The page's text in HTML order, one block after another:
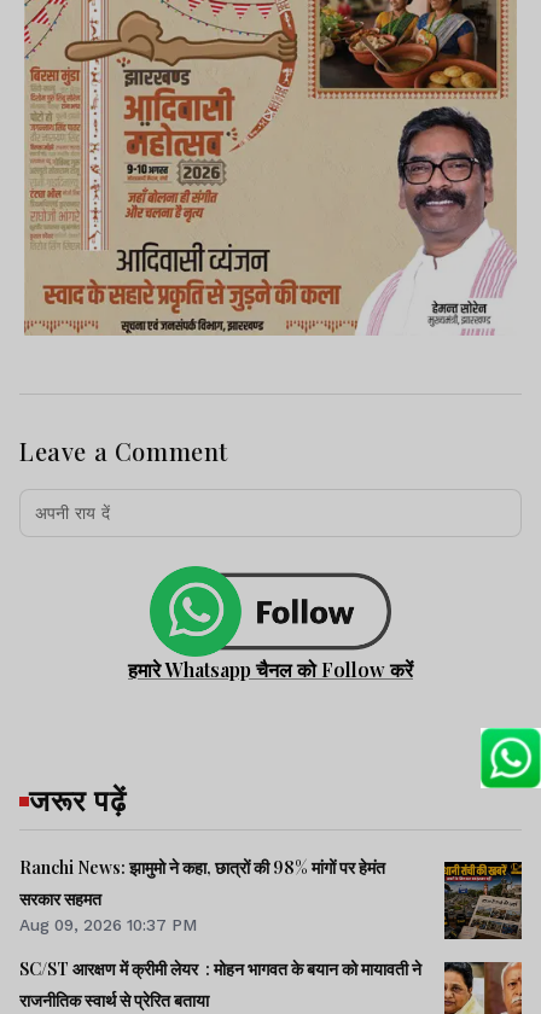
Leave a Comment
हमारे Whatsapp चैनल को Follow करें
जरूर पढ़ें
Ranchi News: झामुमो ने कहा, छात्रों की 98% मांगों पर हेमंत
सरकार सहमत
Aug 09, 2026 10:37 PM
SC/ST आरक्षण में क्रीमी लेयर : मोहन भागवत के बयान को मायावती ने
राजनीतिक स्वार्थ से प्रेरित बताया